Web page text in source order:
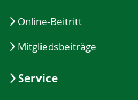
Online-Beitritt
Mitgliedsbeiträge
Service